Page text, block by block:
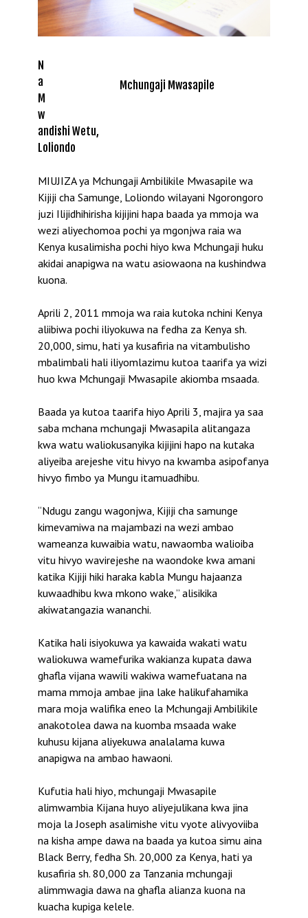
Mchungaji Mwasapile
N
a
M
w
andishi Wetu,
Loliondo
MIUJIZA ya Mchungaji Ambilikile Mwasapile wa
Kijiji cha Samunge, Loliondo wilayani Ngorongoro
juzi Ilijidhihirisha kijijini hapa baada ya mmoja wa
wezi aliyechomoa pochi ya mgonjwa raia wa
Kenya kusalimisha pochi hiyo kwa Mchungaji huku
akidai anapigwa na watu asiowaona na kushindwa
kuona.
Aprili 2, 2011 mmoja wa raia kutoka nchini Kenya
aliibiwa pochi iliyokuwa na fedha za Kenya sh.
20,000, simu, hati ya kusafiria na vitambulisho
mbalimbali hali iliyomlazimu kutoa taarifa ya wizi
huo kwa Mchungaji Mwasapile akiomba msaada.
Baada ya kutoa taarifa hiyo Aprili 3, majira ya saa
saba mchana mchungaji Mwasapila alitangaza
kwa watu waliokusanyika kijijini hapo na kutaka
aliyeiba arejeshe vitu hivyo na kwamba asipofanya
hivyo fimbo ya Mungu itamuadhibu.
“Ndugu zangu wagonjwa, Kijiji cha samunge
kimevamiwa na majambazi na wezi ambao
wameanza kuwaibia watu, nawaomba walioiba
vitu hivyo wavirejeshe na waondoke kwa amani
katika Kijiji hiki haraka kabla Mungu hajaanza
kuwaadhibu kwa mkono wake,” alisikika
akiwatangazia wananchi.
Katika hali isiyokuwa ya kawaida wakati watu
waliokuwa wamefurika wakianza kupata dawa
ghafla vijana wawili wakiwa wamefuatana na
mama mmoja ambae jina lake halikufahamika
mara moja walifika eneo la Mchungaji Ambilikile
anakotolea dawa na kuomba msaada wake
kuhusu kijana aliyekuwa analalama kuwa
anapigwa na ambao hawaoni.
Kufutia hali hiyo, mchungaji Mwasapile
alimwambia Kijana huyo aliyejulikana kwa jina
moja la Joseph asalimishe vitu vyote alivyoviiba
na kisha ampe dawa na baada ya kutoa simu aina
Black Berry, fedha Sh. 20,000 za Kenya, hati ya
kusafiria sh. 80,000 za Tanzania mchungaji
alimmwagia dawa na ghafla alianza kuona na
kuacha kupiga kelele.